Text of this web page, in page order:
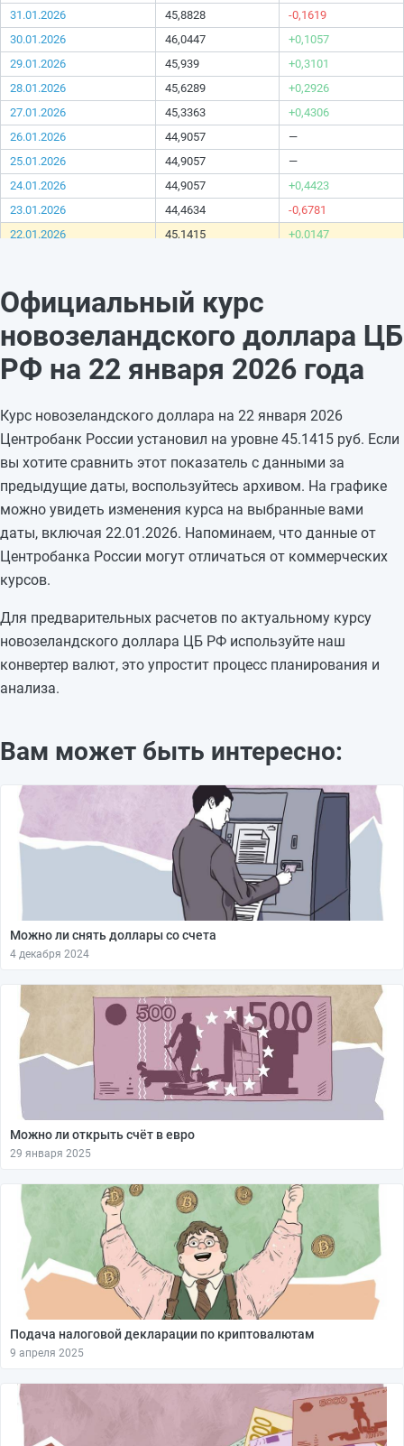
31.01.2026
45,8828
-0,1619
30.01.2026
46,0447
+0,1057
29.01.2026
45,939
+0,3101
28.01.2026
45,6289
+0,2926
27.01.2026
45,3363
+0,4306
26.01.2026
44,9057
—
25.01.2026
44,9057
—
24.01.2026
44,9057
+0,4423
23.01.2026
44,4634
-0,6781
22.01.2026
45,1415
+0,0147
19.01.2026
44,7114
18.01.2026
44,7114
—
17.01.2026
-0,3913
16.01.2026
45,1027
+0,0303
45,6806
10.01.2026
45,6806
—
09.01.2026
45,6806
—
08.01.2026
Официальный курс
новозеландского доллара ЦБ
РФ на 22 января 2026 года
Курс новозеландского доллара на 22 января 2026
Центробанк России установил на уровне 45.1415 руб. Если
вы хотите сравнить этот показатель с данными за
предыдущие даты, воспользуйтесь архивом. На графике
можно увидеть изменения курса на выбранные вами
даты, включая 22.01.2026. Напоминаем, что данные от
Центробанка России могут отличаться от коммерческих
курсов.
Для предварительных расчетов по актуальному курсу
новозеландского доллара ЦБ РФ используйте наш
конвертер валют, это упростит процесс планирования и
анализа.
Вам может быть интересно:
Можно ли снять доллары со счета
4 декабря 2024
Можно ли открыть счёт в евро
29 января 2025
Подача налоговой декларации по криптовалютам
9 апреля 2025